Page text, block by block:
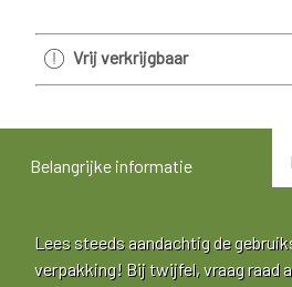
Vrij verkrijgbaar
Belangrijke informatie
Lees steeds aandachtig de
verpakking! Bij twijfel, vraag raad